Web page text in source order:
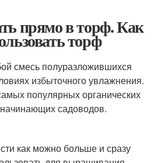
прямо в торф. Как
торф
смесь полуразложившихся
избыточного увлажнения.
популярных органических
садоводов.
как можно больше и сразу